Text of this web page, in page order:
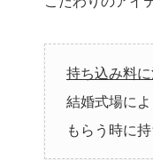
持ち込み料
結婚式場に
もらう時に